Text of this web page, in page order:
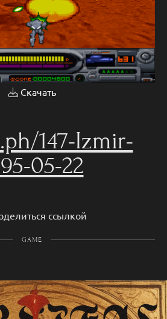
Скачать
147-Izmir-
05-22
ссылкой
GAME